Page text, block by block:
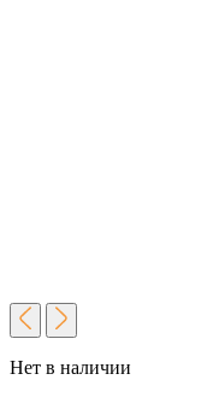
Нет в наличии